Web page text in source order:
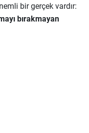
bir gerçek vardır:
bırakmayan